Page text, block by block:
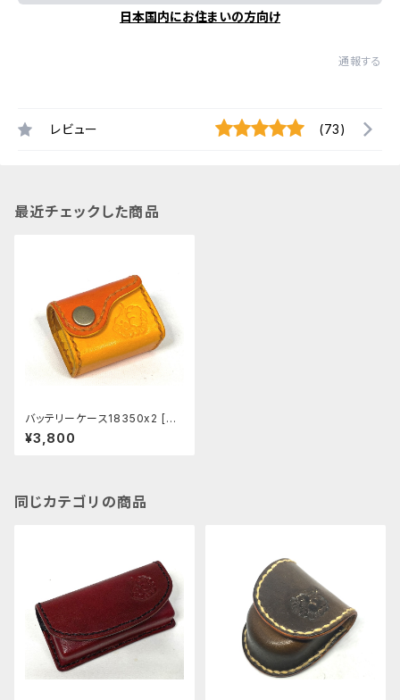
日本国内にお住まいの方向け
通報する
レビュー (73)
最近チェックした商品
バッテリーケース18350x2 [BC
057]
¥3,800
同じカテゴリの商品